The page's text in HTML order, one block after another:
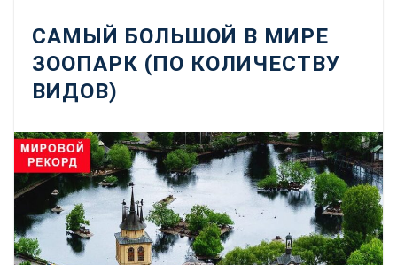
САМЫЙ БОЛЬШОЙ В МИРЕ
ЗООПАРК (ПО КОЛИЧЕСТВУ
ВИДОВ)